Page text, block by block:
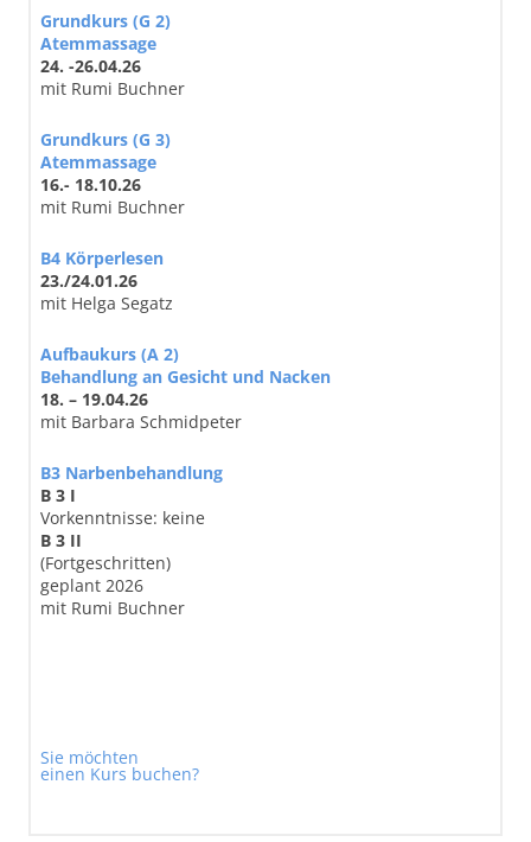
Grundkurs (G 2)
Atemmassage
24. -26.04.26
mit Rumi Buchner
Grundkurs (G 3)
Atemmassage
16.- 18.10.26
mit Rumi Buchner
B4 Körperlesen
23./24.01.26
mit Helga Segatz
Aufbaukurs (A 2)
Behandlung an Gesicht und Nacken
18. – 19.04.26
mit Barbara Schmidpeter
B3 Narbenbehandlung
B 3 I
Vorkenntnisse: keine
B 3 II
(Fortgeschritten)
geplant 2026
mit Rumi Buchner
Sie möchten
einen Kurs buchen?